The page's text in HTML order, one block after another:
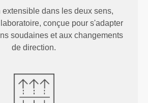
extensible dans les deux sens,
conçue pour s'adapter
soudaines et aux changements
de direction.